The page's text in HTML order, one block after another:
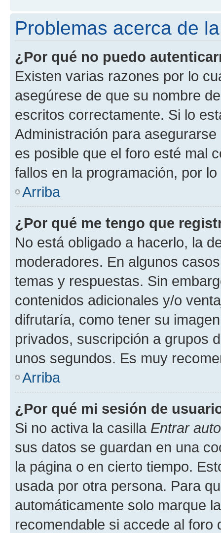
Problemas acerca de
¿Por qué no puedo
Existen varias razones por lo
asegúrese de que su nombre
escritos correctamente. Si lo
Administración para
es posible que el foro esté mal
fallos en la programación, por
Arriba
¿Por qué me tengo que
No está obligado a hacerlo, la
moderadores. En algunos
temas y respuestas. Sin
contenidos adicionales y/o
difrutaría, como tener su
privados, suscripción a grupos
unos segundos. Es muy
Arriba
¿Por qué mi sesión de
Si no activa la casilla Entrar
sus datos se guardan en una
la página o en cierto tiempo.
usada por otra persona. Para
automáticamente solo marque
recomendable si accede al foro